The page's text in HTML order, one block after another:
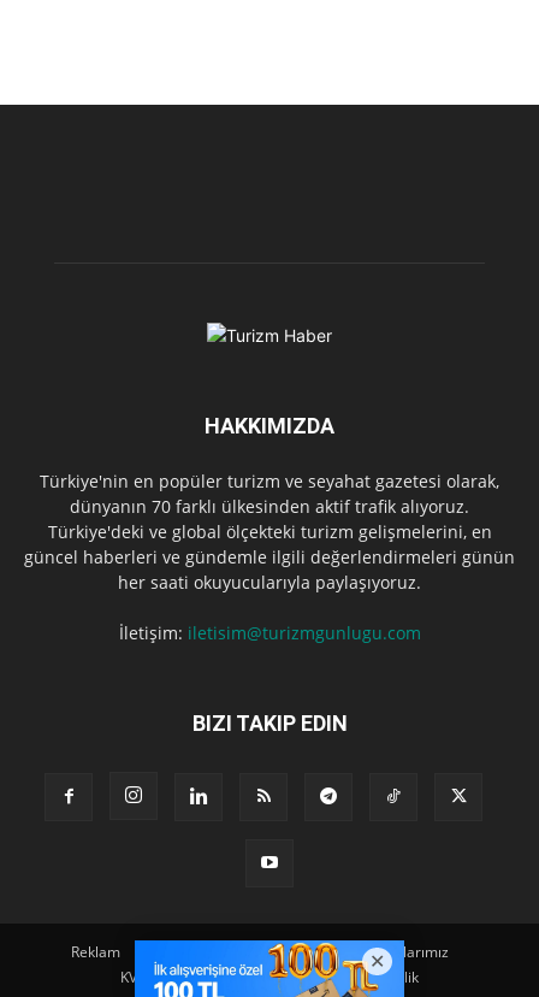
HAKKIMIZDA
Türkiye'nin en popüler turizm ve seyahat gazetesi olarak,
dünyanın 70 farklı ülkesinden aktif trafik alıyoruz.
Türkiye'deki ve global ölçekteki turizm gelişmelerini, en
güncel haberleri ve gündemle ilgili değerlendirmeleri günün
her saati okuyucularıyla paylaşıyoruz.
İletişim: iletisim@turizmgunlugu.com
BIZI TAKIP EDIN
Reklam Hakkımızda Iletişim
Yazarlarımız
KVKK Aydınlatma Metni
Kullanım ve Gizlilik